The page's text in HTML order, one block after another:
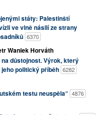
státy: Palestinští
ve vlně násilí ze strany
6370
Waniek Horváth
důstojnost. Výrok, který
politický příběh 6282
testu neuspěla“ 4876